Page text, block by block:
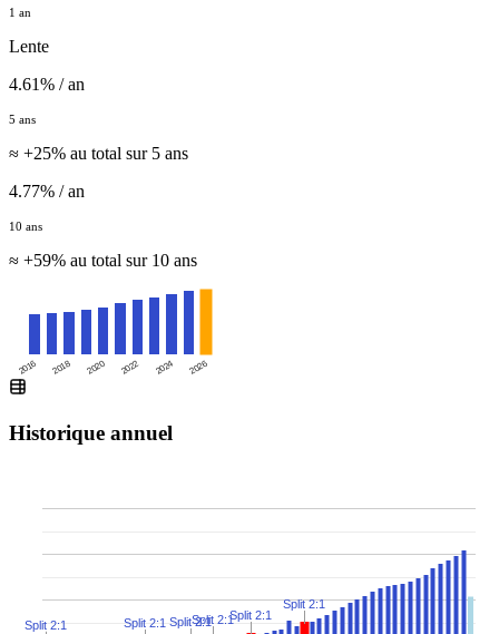
1 an
Lente
4.61% / an
5 ans
≈ +25% au total sur 5 ans
4.77% / an
10 ans
≈ +59% au total sur 10 ans
2016 2018 2020 2022 2024 2026
Historique annuel
Split 2:1 Split 2:1 Split 2:1Split 2:1Split 2:1
Split 2:1